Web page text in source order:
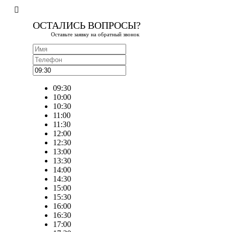
ОСТАЛИСЬ ВОПРОСЫ?
Оставьте заявку на обратный звонок
09:30
10:00
10:30
11:00
11:30
12:00
12:30
13:00
13:30
14:00
14:30
15:00
15:30
16:00
16:30
17:00